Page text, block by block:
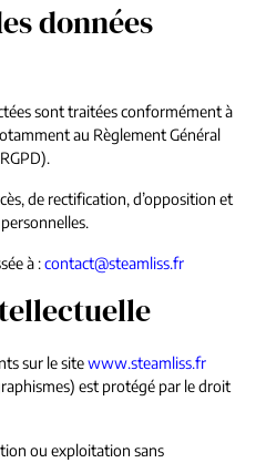
données
sont traitées conformément à
au Règlement Général
de rectification, d’opposition et
à :contact@steamliss.fr
sur le sitewww.steamliss.fr
est protégé par le droit
ou exploitation sans